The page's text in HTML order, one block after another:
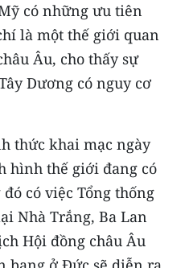
có những ưu tiên
là một thế giới quan
Âu, cho thấy sự
Dương có nguy cơ
thức khai mạc ngày
hình thế giới đang có
có việc Tổng thống
Nhà Trắng, Ba Lan
Hội đồng châu Âu